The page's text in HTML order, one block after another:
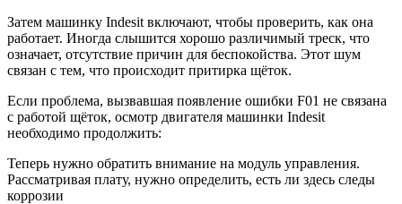
Затем машинку Indesit включают, чтобы проверить, как она
работает. Иногда слышится хорошо различимый треск, что
означает, отсутствие причин для беспокойства. Этот шум
связан с тем, что происходит притирка щёток.
Если проблема, вызвавшая появление ошибки F01 не связана
с работой щёток, осмотр двигателя машинки Indesit
необходимо продолжить:
Теперь нужно обратить внимание на модуль управления.
Рассматривая плату, нужно определить, есть ли здесь следы
коррозии